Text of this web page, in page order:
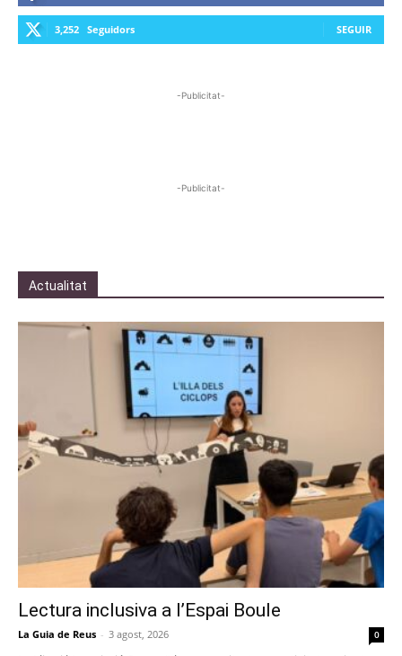
3,252 Seguidors SEGUIR
-Publicitat-
-Publicitat-
Actualitat
Lectura inclusiva a l’Espai Boule
La Guia de Reus - 3 agost, 2026 0